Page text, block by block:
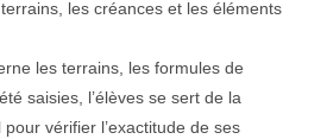
les créances et les éléments
les terrains, les formules de
saisies, l’élèves se sert de la
vérifier l’exactitude de ses